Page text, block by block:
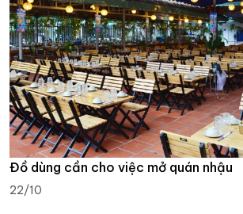
Đồ dùng cần cho việc mở quán nhậu
22/10